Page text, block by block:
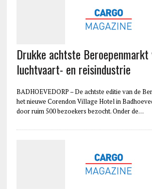
Drukke achtste Beroepenmarkt
luchtvaart- en reisindustrie
BADHOEVEDORP – De achtste editie van de
het nieuwe Corendon Village Hotel in
door ruim 500 bezoekers bezocht. Onder de…